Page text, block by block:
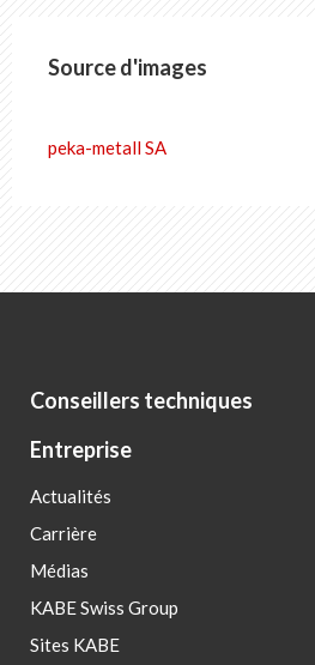
Source d'images
peka-metall SA
Conseillers techniques
Entreprise
Actualités
Carrière
Médias
KABE Swiss Group
Sites KABE